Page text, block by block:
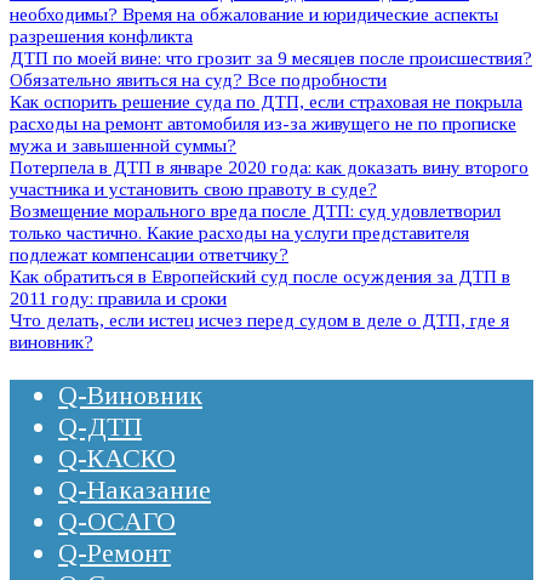
необходимы? Время на обжалование и юридические аспекты
разрешения конфликта
ДТП по моей вине: что грозит за 9 месяцев после происшествия?
Обязательно явиться на суд? Все подробности
Как оспорить решение суда по ДТП, если страховая не покрыла
расходы на ремонт автомобиля из-за живущего не по прописке
мужа и завышенной суммы?
Потерпела в ДТП в январе 2020 года: как доказать вину второго
участника и установить свою правоту в суде?
Возмещение морального вреда после ДТП: суд удовлетворил
только частично. Какие расходы на услуги представителя
подлежат компенсации ответчику?
Как обратиться в Европейский суд после осуждения за ДТП в
2011 году: правила и сроки
Что делать, если истец исчез перед судом в деле о ДТП, где я
виновник?
Q-Виновник
Q-ДТП
Q-КАСКО
Q-Наказание
Q-ОСАГО
Q-Ремонт